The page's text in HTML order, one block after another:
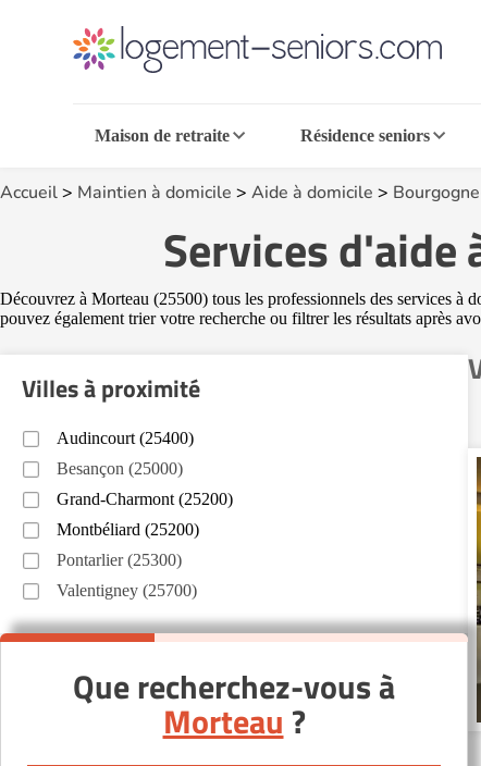
Maison de retraite Résidence seniors
Accueil> Maintien à domicile > Aide à domicile >
Services
Découvrez à Morteau (25500) tous les professionnels des services à
pouvez également trier votre recherche ou filtrer les résultats après
Villes à proximité
Audincourt (25400)
Besançon (25000)
Grand-Charmont (25200)
Montbéliard (25200)
Pontarlier (25300)
Valentigney (25700)
Que recherchez-vous à
Morteau ?